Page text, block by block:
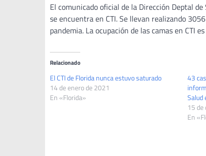
El comunicado oficial de la Dirección Deptal
se encuentra en CTI. Se llevan realizando
pandemia. La ocupación de las camas en CTI
Relacionado
El CTI de Florida nunca estuvo saturado
14 de enero de 2021
En «Florida»
43
Salud
15
En